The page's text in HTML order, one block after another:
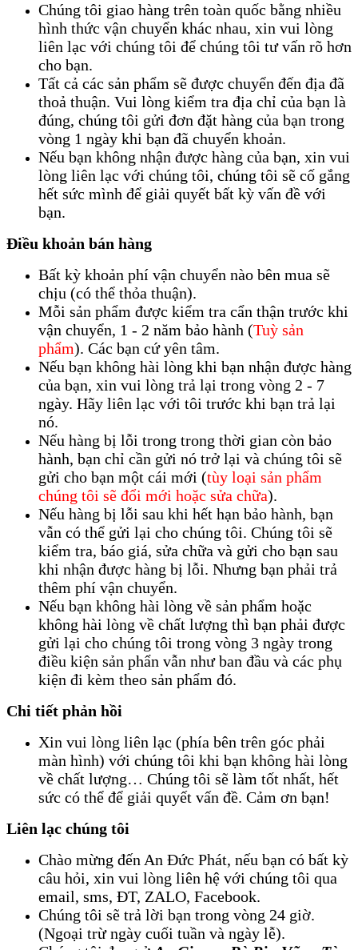
Chúng tôi giao hàng trên toàn quốc bằng nhiều
hình thức vận chuyển khác nhau, xin vui lòng
liên lạc với chúng tôi để chúng tôi tư vấn rõ hơn
cho bạn.
Tất cả các sản phẩm sẽ được chuyển đến địa đã
thoả thuận. Vui lòng kiểm tra địa chỉ của bạn là
đúng, chúng tôi gửi đơn đặt hàng của bạn trong
vòng 1 ngày khi bạn đã chuyển khoản.
Nếu bạn không nhận được hàng của bạn, xin vui
lòng liên lạc với chúng tôi, chúng tôi sẽ cố gắng
hết sức mình để giải quyết bất kỳ vấn đề với
bạn.
Điều khoản bán hàng
Bất kỳ khoản phí vận chuyển nào bên mua sẽ
chịu (có thể thỏa thuận).
Mỗi sản phẩm được kiểm tra cẩn thận trước khi
vận chuyển, 1 - 2 năm bảo hành (Tuỳ sản
phẩm). Các bạn cứ yên tâm.
Nếu bạn không hài lòng khi bạn nhận được hàng
của bạn, xin vui lòng trả lại trong vòng 2 - 7
ngày. Hãy liên lạc với tôi trước khi bạn trả lại
nó.
Nếu hàng bị lỗi trong trong thời gian còn bảo
hành, bạn chỉ cần gửi nó trở lại và chúng tôi sẽ
gửi cho bạn một cái mới (tùy loại sản phẩm
chúng tôi sẽ đổi mới hoặc sửa chữa).
Nếu hàng bị lỗi sau khi hết hạn bảo hành, bạn
vẫn có thể gửi lại cho chúng tôi. Chúng tôi sẽ
kiểm tra, báo giá, sửa chữa và gửi cho bạn sau
khi nhận được hàng bị lỗi. Nhưng bạn phải trả
thêm phí vận chuyển.
Nếu bạn không hài lòng về sản phẩm hoặc
không hài lòng về chất lượng thì bạn phải được
gửi lại cho chúng tôi trong vòng 3 ngày trong
điều kiện sản phẩn vẫn như ban đầu và các phụ
kiện đi kèm theo sản phẩm đó.
Chi tiết phản hồi
Xin vui lòng liên lạc (phía bên trên góc phải
màn hình) với chúng tôi khi bạn không hài lòng
về chất lượng… Chúng tôi sẽ làm tốt nhất, hết
sức có thể để giải quyết vấn đề. Cảm ơn bạn!
Liên lạc chúng tôi
Chào mừng đến An Đức Phát, nếu bạn có bất kỳ
câu hỏi, xin vui lòng liên hệ với chúng tôi qua
email, sms, ĐT, ZALO, Facebook.
Chúng tôi sẽ trả lời bạn trong vòng 24 giờ.
(Ngoại trừ ngày cuối tuần và ngày lễ).